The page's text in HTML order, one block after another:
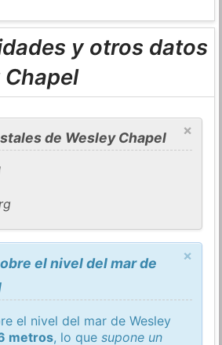
y otros datos
×
de Wesley Chapel
×
el nivel del mar de
el nivel del mar de Wesley
metros, lo quesupone un